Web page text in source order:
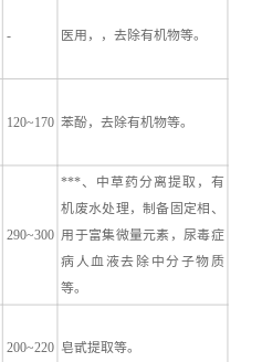
- 医用，，去除有机物等。
120~170 苯酚，去除有机物等。
290~300
***、中草药分离提取，有
机废水处理，制备固定相、
用于富集微量元素，尿毒症
病人血液去除中分子物质
等。
200~220 皂甙提取等。